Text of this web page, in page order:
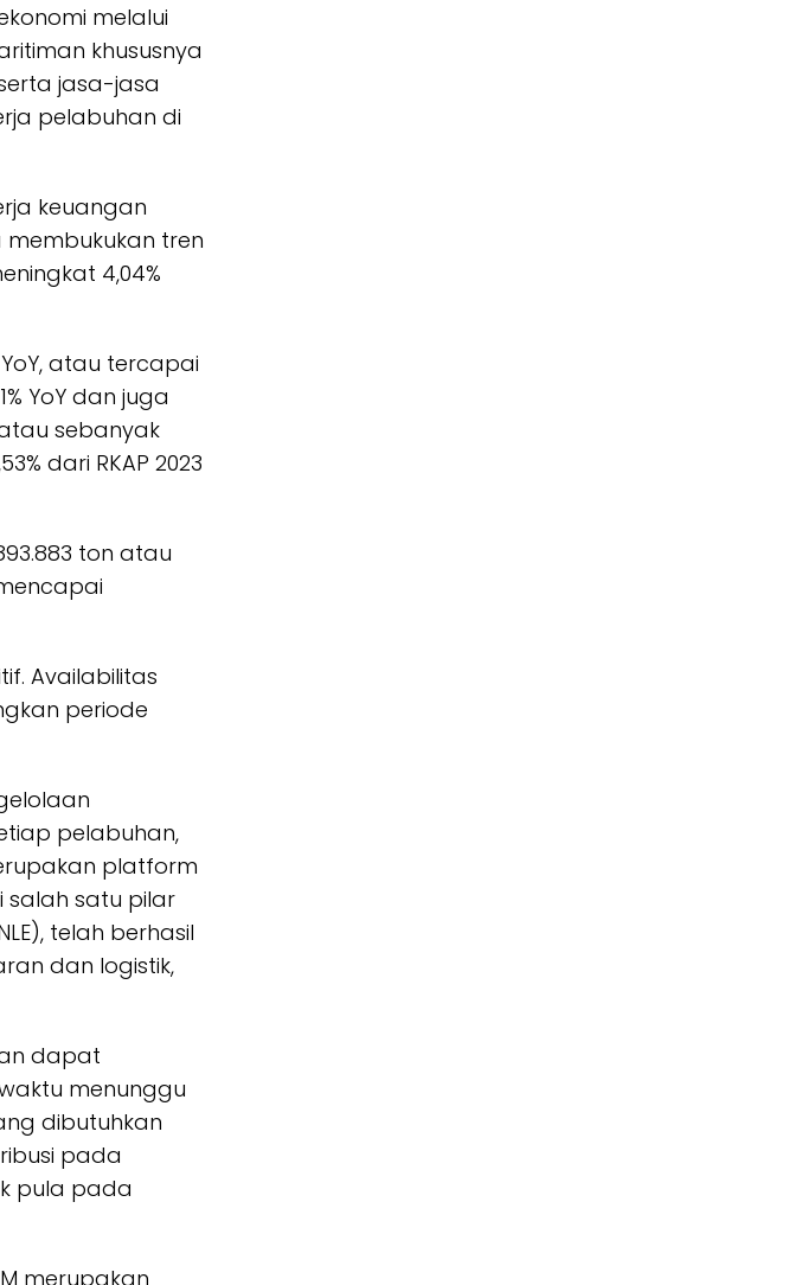
melalui
khususnya
jasa-jasa
pelabuhan di
keuangan
membukukan tren
4,04%
atau tercapai
YoY dan juga
sebanyak
dari RKAP 2023
ton atau
Availabilitas
periode
pelabuhan,
platform
salah satu pilar
telah berhasil
dan logistik,
dapat
menunggu
dibutuhkan
pada
pula pada
merupakan